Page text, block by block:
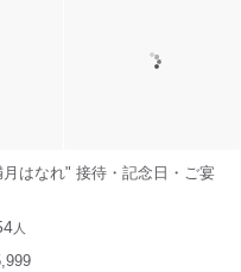
月はなれ" 接待・記念日・ご宴
人